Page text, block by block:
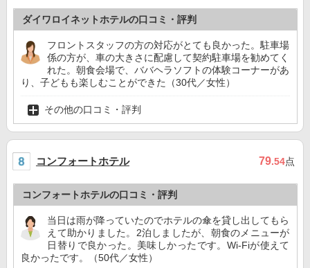
ダイワロイネットホテルの口コミ・評判
フロントスタッフの方の対応がとても良かった。駐車場
係の方が、車の大きさに配慮して契約駐車場を勧めてく
れた。朝食会場で、ババヘラソフトの体験コーナーがあ
り、子どもも楽しむことができた（30代／女性）
その他の口コミ・評判
コンフォートホテル 79.54点
コンフォートホテルの口コミ・評判
当日は雨が降っていたのでホテルの傘を貸し出してもら
えて助かりました。2泊しましたが、朝食のメニューが
日替りで良かった。美味しかったです。Wi-Fiが使えて
良かったです。（50代／女性）